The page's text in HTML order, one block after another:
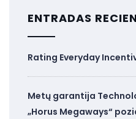
ENTRADAS
Rating Everyday
Metų garantija
„Horus Megaways“